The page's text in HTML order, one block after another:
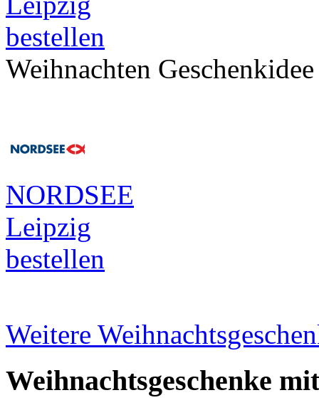
bestellen
Weihnachten Geschenkidee
NORDSEE
Leipzig
bestellen
Weitere
Weihnachtsgeschenke